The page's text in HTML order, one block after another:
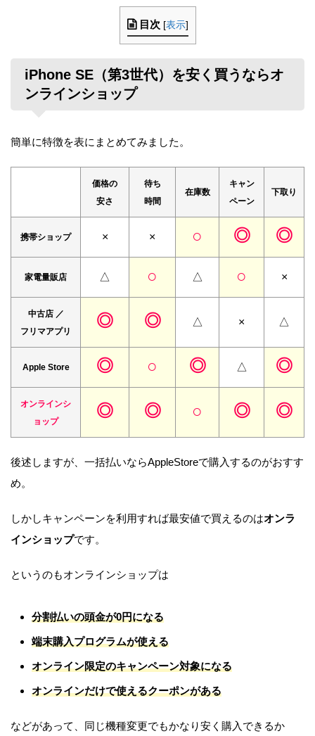
目次 [表示]
iPhone SE（第3世代）を安く買うならオ
ンラインショップ
簡単に特徴を表にまとめてみました。
価格の
安さ
待ち
時間
在庫数
キャン
ペーン
下取り
携帯ショップ × × ○ ◎ ◎
家電量販店 △ ○ △ ○ ×
中古店 ／
フリマアプリ
◎ ◎ △ × △
Apple Store ◎ ○ ◎ △ ◎
オンラインシ
ョップ
◎ ◎ ○ ◎ ◎
後述しますが、一括払いならAppleStoreで購入するのがおすす
め。
しかしキャンペーンを利用すれば最安値で買えるのはオンラ
インショップです。
というのもオンラインショップは
分割払いの頭金が0円になる
端末購入プログラムが使える
オンライン限定のキャンペーン対象になる
オンラインだけで使えるクーポンがある
などがあって、同じ機種変更でもかなり安く購入できるか